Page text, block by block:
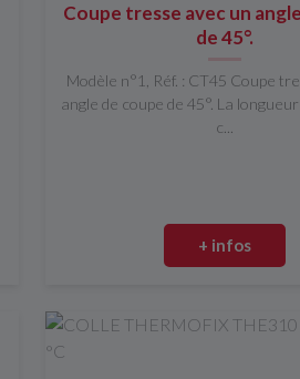
Coupe tresse avec un
de 45°.
Modèle n°1, Réf. : CT45 Coupe
angle de coupe de 45°. La
c...
+ infos